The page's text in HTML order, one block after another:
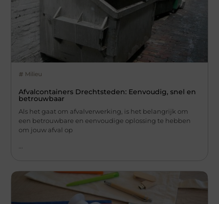
Milieu
Afvalcontainers Drechtsteden: Eenvoudig, snel en
betrouwbaar
Als het gaat om afvalverwerking, is het belangrijk om
een betrouwbare en eenvoudige oplossing te hebben
om jouw afval op